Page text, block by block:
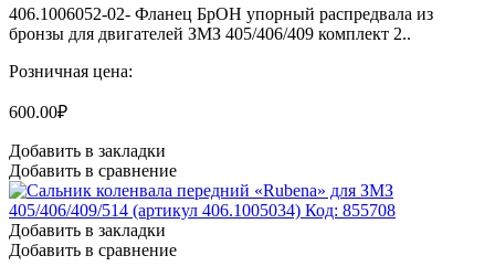
406.1006052-02- Фланец БрОН упорный распредвала из
бронзы для двигателей ЗМЗ 405/406/409 комплект 2..
Розничная цена:
600.00₽
Добавить в закладки
Добавить в сравнение
Добавить в закладки
Добавить в сравнение